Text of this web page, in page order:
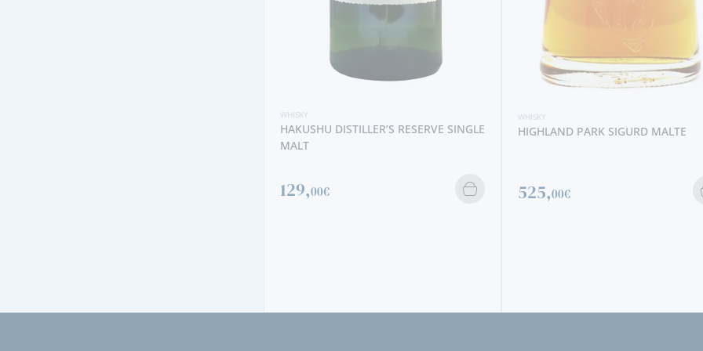
WHISKY
HIGHLAND PARK SIGURD MALTE
525,00€
BUSHMILLS BLACK BUSH
50€